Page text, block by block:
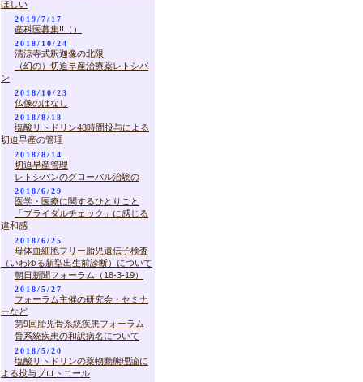
ほしい
2019/7/17
産科医募集!!（）
2018/10/24
清涼寺式釈迦像の北限
（幻の）切迫早産治療薬レトシバ
ン
2018/10/23
仏像のはなし
2018/8/18
塩酸リトドリン48時間投与による
切迫早産の管理
2018/8/14
切迫早産管理
レトシバンのグローバル治験の
2018/6/29
医学・医療に関するひとりごと
「ブライダルチェック」に感じる
違和感
2018/6/25
母体血細胞フリー胎児遺伝子検査
（いわゆる新型出生前診断）について
朝日新聞フォーラム（18-3-19）
2018/5/27
フォーラム主催の研究会・セミナ
ーなど
第9回胎児骨系統疾患フォーラム
骨系統疾患の和訳病名について
2018/5/20
塩酸リトドリンの薬物動態理論に
よる投与プロトコール